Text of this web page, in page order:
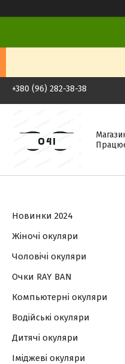
+380 (96) 282-38-38
Новинки 2024
Жіночі окуляри
Чоловічі окуляри
Очки RAY BAN
Компьютерні окуляри
Водійські окуляри
Дитячі окуляри
Іміджеві окуляри